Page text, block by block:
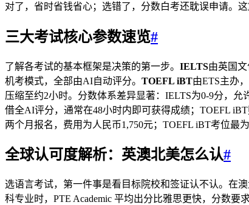
对了，省时省钱省心；选错了，分数白考还耽误申请。
三大考试核心参数速览#
了解各考试的基本框架是决策的第一步。 IELTS由英国
机考模式，全部由AI自动评分。 TOEFL iBT由ETS主办
压缩至约2小时。分数体系差异显著：IELTS为0-9分，允
借全AI评分，通常在48小时内即可获得成绩；TOEFL
两个月报名，费用为人民币1,750元；TOEFL iBT考位最
全球认可度解析：英澳北美怎么认#
选语言考试，第一件事是看目标院校和签证认不认。在
科专业时，PTE Academic 平均出分比雅思更快，分数